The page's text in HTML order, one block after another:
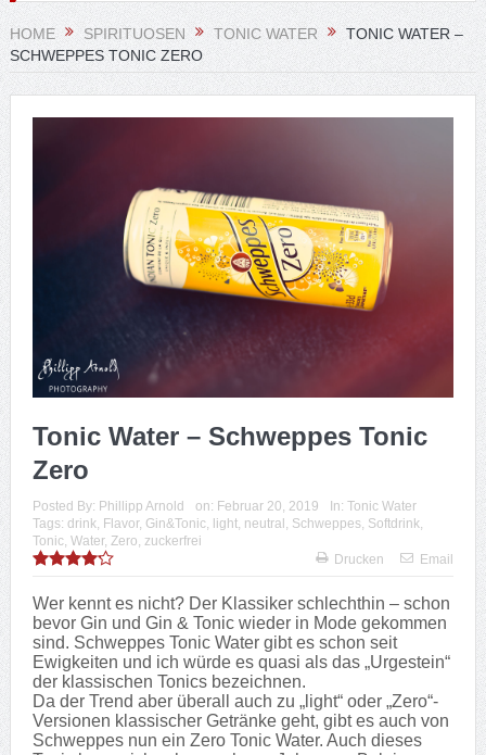
HOME SPIRITUOSEN TONIC WATER
TONIC WATER –
SCHWEPPES TONIC ZERO
Tonic Water – Schweppes Tonic
Zero
Posted By: Phillipp Arnold on: Februar 20, 2019 In: Tonic Water
Tags: drink, Flavor, Gin&Tonic, light, neutral , Schweppes, Softdrink,
Tonic, Water, Zero, zuckerfrei
Drucken
Email
Wer kennt es nicht? Der Klassiker schlechthin – schon
bevor Gin und Gin & Tonic wieder in Mode gekommen
sind. Schweppes Tonic Water gibt es schon seit
Ewigkeiten und ich würde es quasi als das „Urgestein“
der klassischen Tonics bezeichnen.
Da der Trend aber überall auch zu „light“ oder „Zero“-
Versionen klassischer Getränke geht, gibt es auch von
Schweppes nun ein Zero Tonic Water. Auch dieses